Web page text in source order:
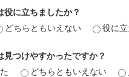
役に立ちましたか？
どちらともいえない 役に
見つけやすかったですか？
どちらともいえない